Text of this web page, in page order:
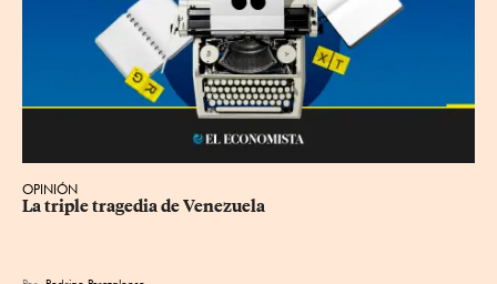
OPINIÓN
La triple tragedia de Venezuela